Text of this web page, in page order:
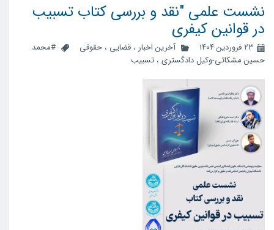
نشست علمی "نقد و بررسی کتاب تسبیب
در قوانین کیفری
۲۳ فروردین ۱۴۰۴ آخرین اخبار ، قضایی ، حقوقی
#محمد
حسین مشکاتی-وکیل دادگستری ، تسبیب